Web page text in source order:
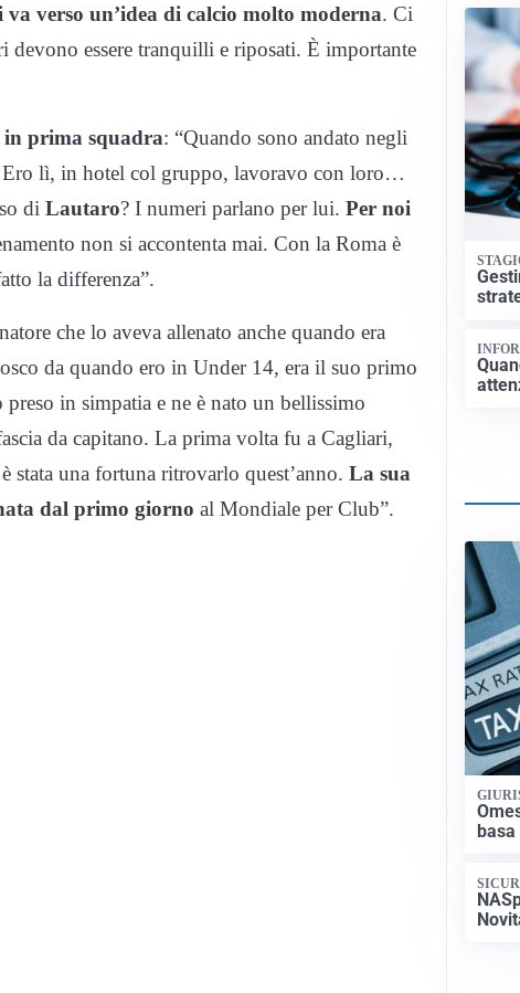
verso un’idea di calcio molto moderna. Ci
essere tranquilli e riposati. È importante
prima squadra: “Quando sono andato negli
lì, in hotel col gruppo, lavoravo con loro…
di Lautaro? I numeri parlano per lui. Per noi
non si accontenta mai. Con la Roma è
la differenza”.
che lo aveva allenato anche quando era
da quando ero in Under 14, era il suo primo
in simpatia e ne è nato un bellissimo
da capitano. La prima volta fu a Cagliari,
stata una fortuna ritrovarlo quest’anno. La sua
dal primo giorno al Mondiale per Club”.